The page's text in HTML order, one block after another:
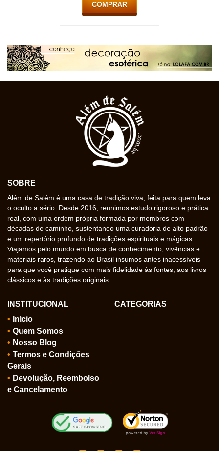
COMPRAR
SOBRE
Além de Salém é uma casa de tradição viva, feita para quem leva
o oculto a sério. Desde 2016, reunimos estudo rigoroso e prática
real, com uma ordem própria formada por membros com
décadas de caminho, sustentando uma curadoria de alto padrão
e um repertório profundo de tradições espirituais e mágicas.
Viajamos pelo mundo em busca de conhecimento, vivências e
materiais raros, trazendo ao Brasil insumos antes inacessíveis
para que você pratique com mais fidelidade às fontes, aos livros
clássicos e às tradições originais.
INSTITUCIONAL
Início
Quem Somos
Nosso Blog
Termos e Condições
Gerais
Devolução, Reembolso
e Cancelamento
CATEGORIAS